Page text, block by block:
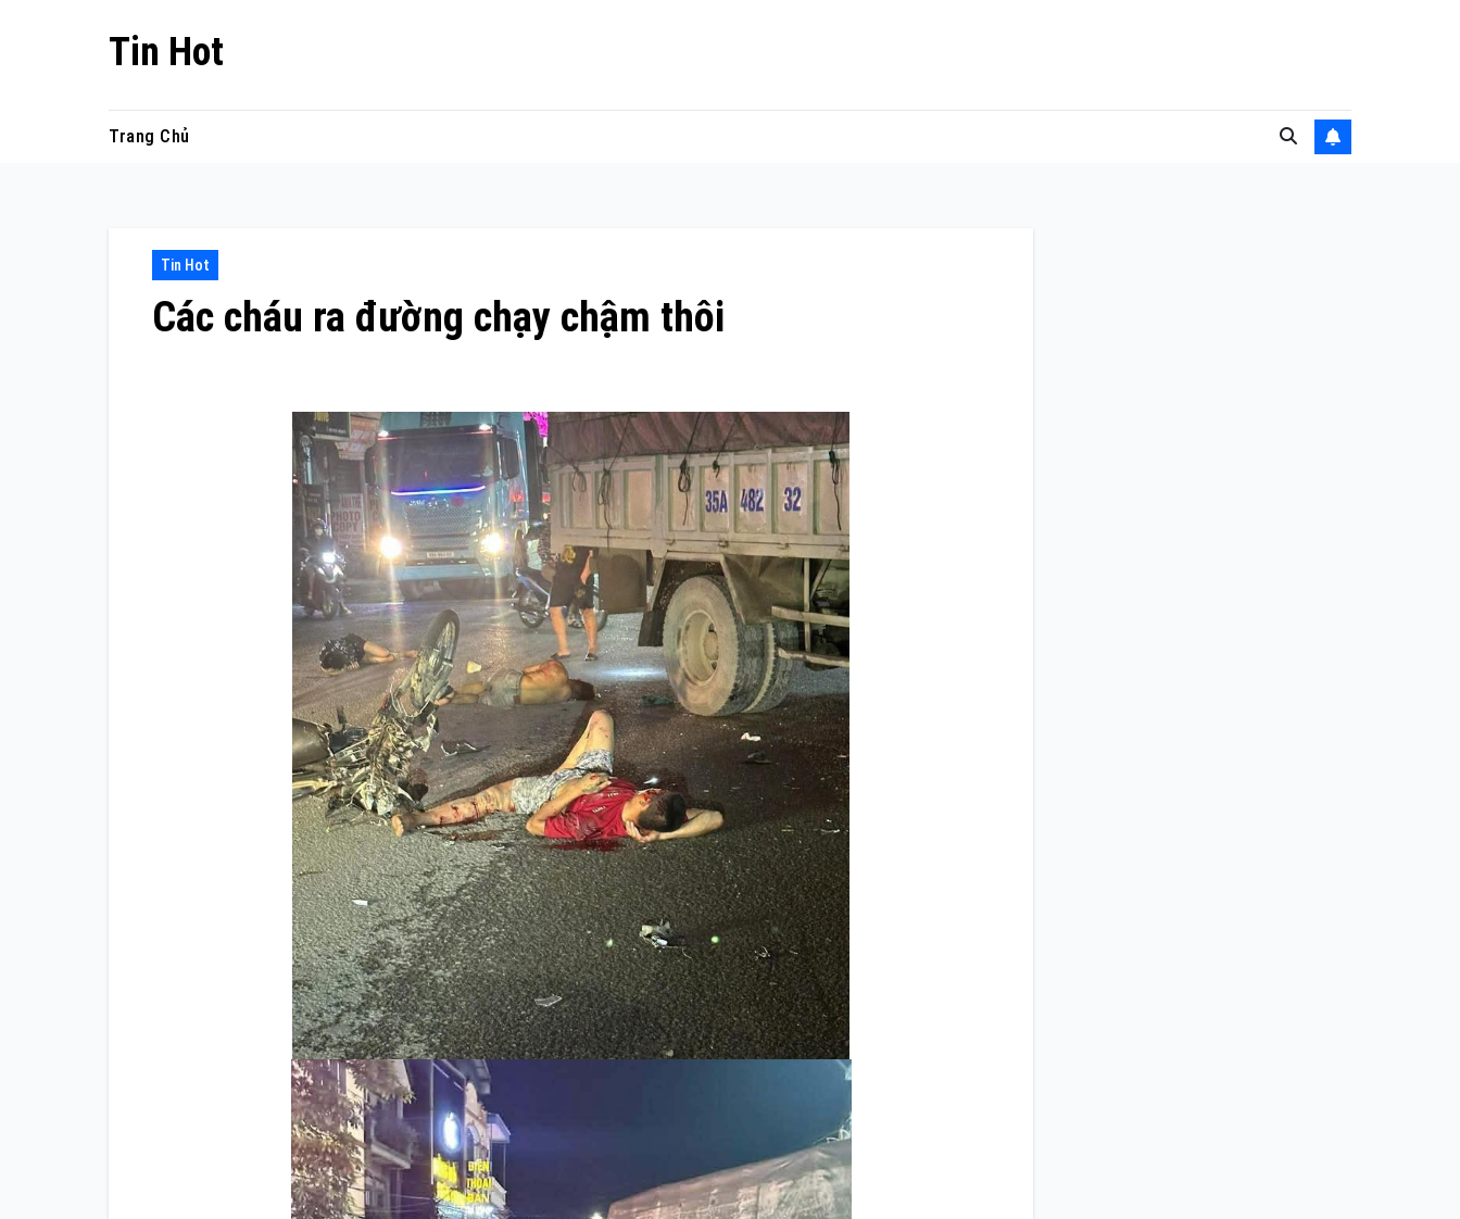
Tin Hot
Trang Chủ
Tin Hot
Các cháu ra đường chạy chậm thôi